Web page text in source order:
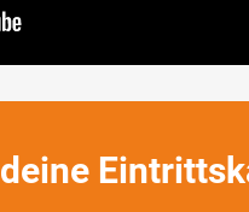
deine